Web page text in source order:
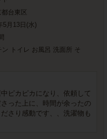
都台東区
5月13日(水)
ン トイレ お風呂 洗面所 そ
ピカピカになり、依頼して
った上に、時間が余ったの
さり感動です、、洗濯物も